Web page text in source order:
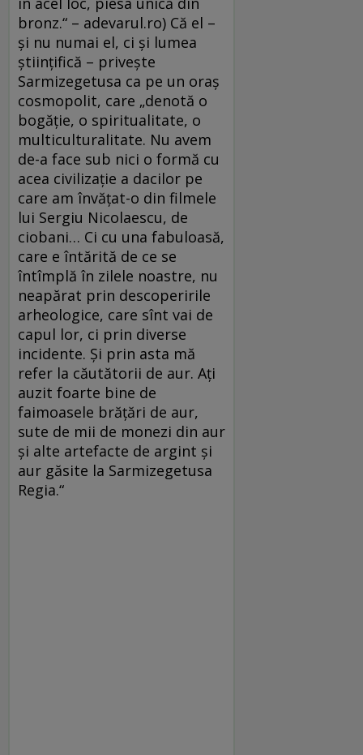
bronz.“ – adevarul.ro) Că el –
şi nu numai el, ci şi lumea
ştiinţifică – priveşte
Sarmizegetusa ca pe un oraş
cosmopolit, care „denotă o
bogăţie, o spiritualitate, o
multiculturalitate. Nu avem
de-a face sub nici o formă cu
acea civilizaţie a dacilor pe
care am învăţat-o din filmele
lui Sergiu Nicolaescu, de
ciobani… Ci cu una fabuloasă,
care e întărită de ce se
întîmplă în zilele noastre, nu
neapărat prin descoperirile
arheologice, care sînt vai de
capul lor, ci prin diverse
incidente. Şi prin asta mă
refer la căutătorii de aur. Aţi
auzit foarte bine de
faimoasele brăţări de aur,
sute de mii de monezi din aur
şi alte artefacte de argint şi
aur găsite la Sarmizegetusa
Regia.“